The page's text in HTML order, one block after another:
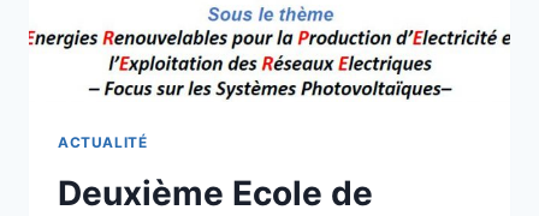
ACTUALITÉ
Deuxième Ecole de